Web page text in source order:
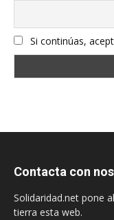
Si continúas,
Contacta con
Solidaridad.net pone
tierra esta web.